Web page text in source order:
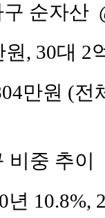
순자산
원, 30대
만원 (전
비중 추이
년